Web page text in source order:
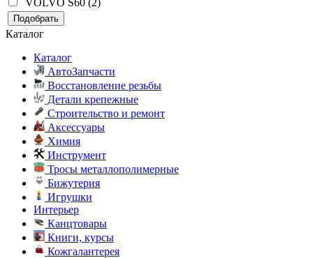
VOLVO S60 (2)
Подобрать
Каталог
Каталог
АвтоЗапчасти
Восстановление резьбы
Детали крепежные
Строительство и ремонт
Аксессуары
Химия
Инструмент
Тросы металлополимерные
Бижутерия
Игрушки
Интерьер
Канцтовары
Книги, курсы
Кожгалантерея